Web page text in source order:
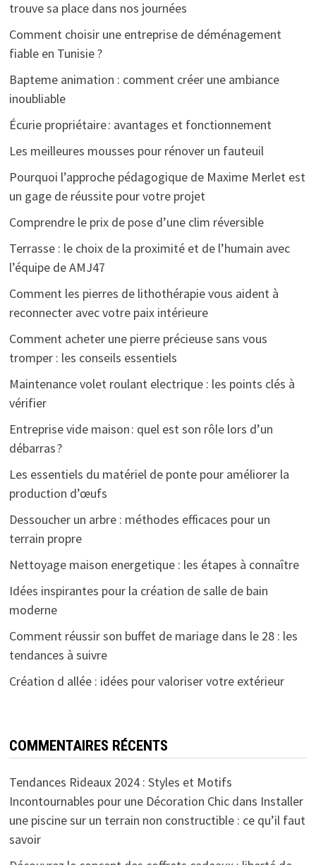
trouve sa place dans nos journées
Comment choisir une entreprise de déménagement
fiable en Tunisie ?
Bapteme animation : comment créer une ambiance
inoubliable
Écurie propriétaire : avantages et fonctionnement
Les meilleures mousses pour rénover un fauteuil
Pourquoi l’approche pédagogique de Maxime Merlet est
un gage de réussite pour votre projet
Comprendre le prix de pose d’une clim réversible
Terrasse : le choix de la proximité et de l’humain avec
l’équipe de AMJ47
Comment les pierres de lithothérapie vous aident à
reconnecter avec votre paix intérieure
Comment acheter une pierre précieuse sans vous
tromper : les conseils essentiels
Maintenance volet roulant electrique : les points clés à
vérifier
Entreprise vide maison : quel est son rôle lors d’un
débarras ?
Les essentiels du matériel de ponte pour améliorer la
production d’œufs
Dessoucher un arbre : méthodes efficaces pour un
terrain propre
Nettoyage maison energetique : les étapes à connaître
Idées inspirantes pour la création de salle de bain
moderne
Comment réussir son buffet de mariage dans le 28 : les
tendances à suivre
Création d allée : idées pour valoriser votre extérieur
COMMENTAIRES RÉCENTS
Tendances Rideaux 2024 : Styles et Motifs
Incontournables pour une Décoration Chicdans Installer
une piscine sur un terrain non constructible : ce qu’il faut
savoir